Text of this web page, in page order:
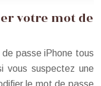
votre mot de
passe iPhone tous
vous suspectez une
le mot de passe